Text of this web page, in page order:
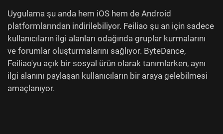
Uygulama şu anda hem iOS hem de Android
platformlarından indirilebiliyor. Feiliao şu an için sadece
kullanıcıların ilgi alanları odağında gruplar kurmalarını
ve forumlar oluşturmalarını sağlıyor. ByteDance,
Feiliao'yu açık bir sosyal ürün olarak tanımlarken, aynı
ilgi alanını paylaşan kullanıcıların bir araya gelebilmesi
amaçlanıyor.